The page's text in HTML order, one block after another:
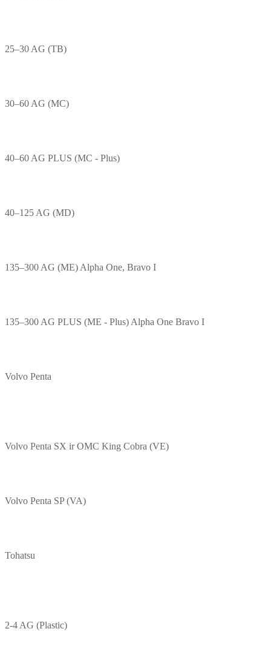
25–30 AG (TB)
30–60 AG (MC)
40–60 AG PLUS (MC - Plus)
40–125 AG (MD)
135–300 AG (ME) Alpha One, Bravo I
135–300 AG PLUS (ME - Plus) Alpha One Bravo I
Volvo Penta
Volvo Penta SX ir OMC King Cobra (VE)
Volvo Penta SP (VA)
Tohatsu
2-4 AG (Plastic)